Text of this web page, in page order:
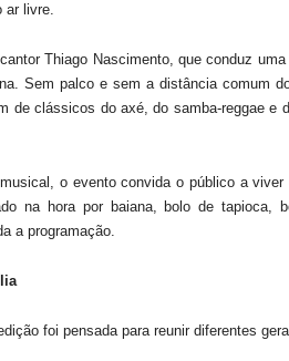
ar livre.
Thiago Nascimento, que conduz
Sem palco e sem a distância comum
de clássicos do axé, do samba-reggae e
o evento convida o público a
na hora por baiana, bolo de tapioca,
a programação.
foi pensada para reunir diferentes